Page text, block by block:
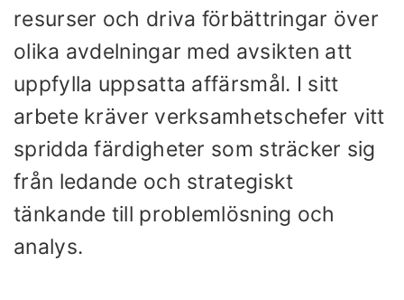
resurser och driva förbättringar över
olika avdelningar med avsikten att
uppfylla uppsatta affärsmål. I sitt
arbete kräver verksamhetschefer vitt
spridda färdigheter som sträcker sig
från ledande och strategiskt
tänkande till problemlösning och
analys.